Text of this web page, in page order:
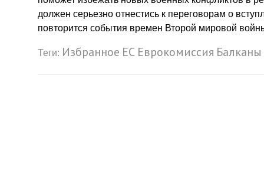
должен серьезно отнестись к переговорам о
повторится события времен Второй мировой
Теги: Избранное ЕС Еврокомиссия Балканы